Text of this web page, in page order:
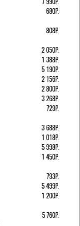
680Р.
808Р.
2 050Р.
1 388Р.
5 190Р.
2 156Р.
2 800Р.
3 268Р.
729Р.
3 688Р.
1 018Р.
5 998Р.
1 450Р.
793Р.
5 499Р.
1 200Р.
5 760Р.